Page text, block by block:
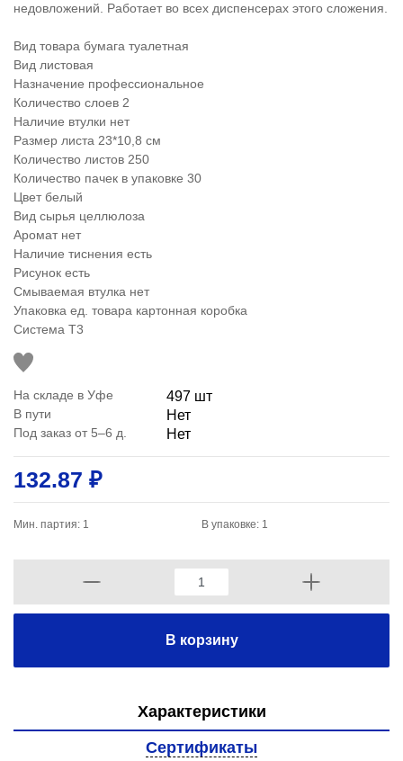
недовложений. Работает во всех диспенсерах этого сложения.
Вид товара бумага туалетная
Вид листовая
Назначение профессиональное
Количество слоев 2
Наличие втулки нет
Размер листа 23*10,8 см
Количество листов 250
Количество пачек в упаковке 30
Цвет белый
Вид сырья целлюлоза
Аромат нет
Наличие тиснения есть
Рисунок есть
Смываемая втулка нет
Упаковка ед. товара картонная коробка
Система T3
На складе в Уфе 497 шт
В пути Нет
Под заказ от 5–6 д. Нет
132.87 ₽
Мин. партия: 1 В упаковке: 1
В корзину
Характеристики
Сертификаты